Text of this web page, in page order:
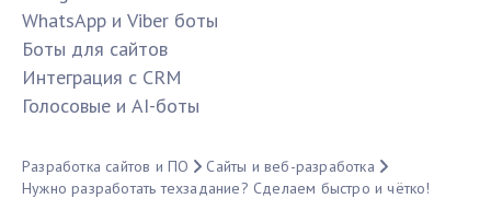
WhatsApp и Viber боты
Боты для сайтов
Интеграция с CRM
Голосовые и AI-боты
Разработка сайтов и ПО
Сайты и веб-разработка
Нужно разработать техзадание? Сделаем быстро и чётко!